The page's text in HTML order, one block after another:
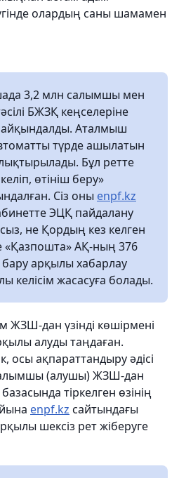
олардың саны шамамен
3,2 млн салымшы мен
БЖЗҚ кеңселеріне
айқындалды. Аталмыш
түрде ашылатын
Бұл ретте
өтініш беру»
Сіз оны enpf.kz
ЭЦҚ пайдалану
не Қордың кез келген
«Қазпошта» АҚ-ның 376
бару арқылы хабарлау
келісім жасасуға болады.
ЖЗШ-дан үзінді көшірмені
алуды таңдаған.
осы ақпараттандыру әдісі
(алушы) ЖЗШ-дан
тіркелген өзінің
enpf.kz сайтындағы
шексіз рет жіберуге